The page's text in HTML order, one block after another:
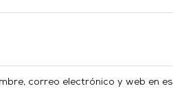
correo electrónico y web en